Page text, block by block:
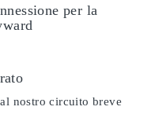
per la
nostro circuito breve